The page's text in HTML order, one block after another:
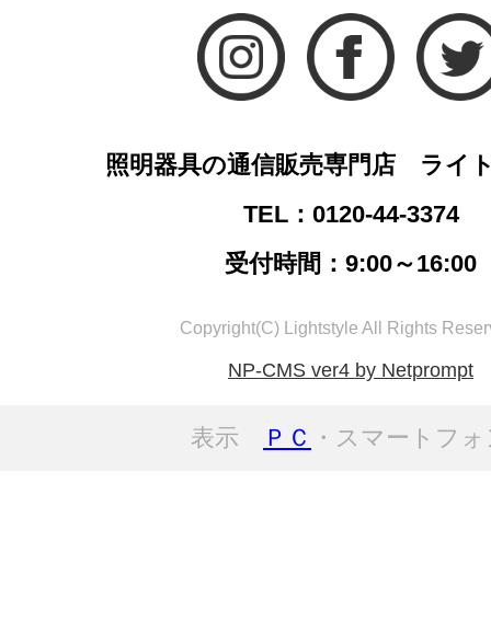
照明器具の通信販売専門店 ライ
TEL：0120-44-3374
受付時間：9:00～16:00
Copyright(C) Lightstyle All Rights
NP-CMS ver4 by Netprompt
表示 ＰＣ ・スマートフ